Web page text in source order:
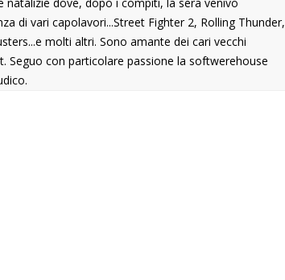
di vari capolavori...Street Fighter 2, Rolling Thunder,
molti altri. Sono amante dei cari vecchi
Seguo con particolare passione la softwerehouse